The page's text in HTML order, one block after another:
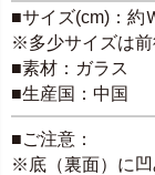
■サイズ(cm)：約
※多少サイズは前
■素材：ガラス
■生産国：中国
■ご注意：
※底（裏面）に凹